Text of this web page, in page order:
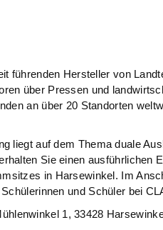
führenden Hersteller von
über Pressen und
an über 20 Standorten
liegt auf dem Thema duale
Sie einen ausführlichen
in Harsewinkel. Im
und Schüler bei
1, 33428